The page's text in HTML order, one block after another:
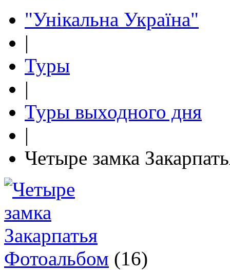
"Унікальна Україна"
|
Туры
|
Туры выходного дня
|
Четыре замка
Фотоальбом (16)